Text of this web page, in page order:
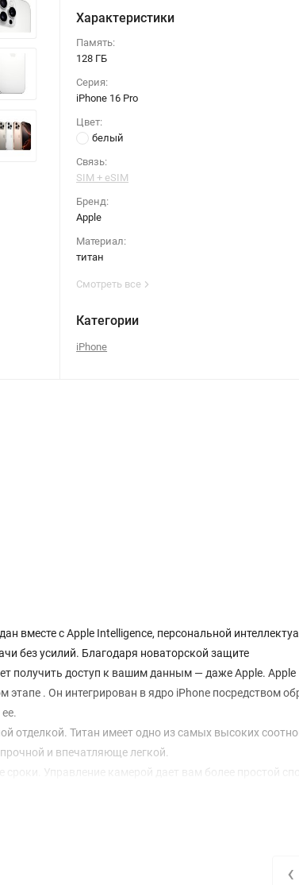
Характеристики
Память:
128 ГБ
Серия:
iPhone 16 Pro
Цвет:
белый
Связь:
SIM + eSIM
Бренд:
Apple
Материал:
титан
Смотреть все
Категории
iPhone
вместе с Apple Intelligence, персональной
без усилий. Благодаря новаторской защите
получить доступ к вашим данным — даже Apple. Apple
. Он интегрирован в ядро iPhone посредством
отделкой. Титан имеет одно из самых высоких
и впечатляюще легкой.
Управление камерой дает вам более простой
настроить функции камеры, такие как экспозиция
функциями видео и фото, такими как Camera
‹